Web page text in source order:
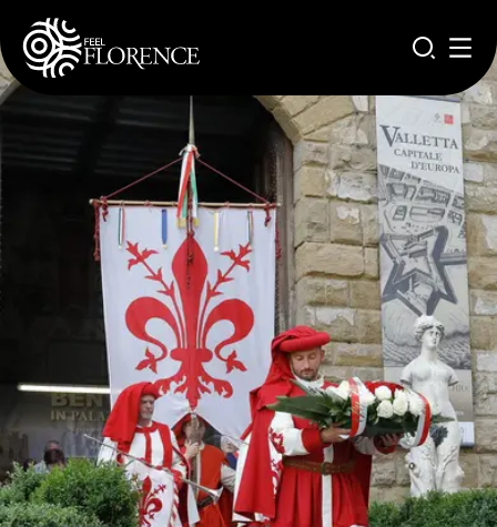
Pasar al contenido principal